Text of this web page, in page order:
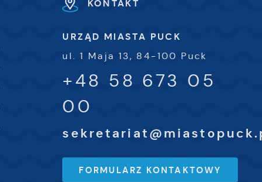
KONTAKT
URZĄD MIASTA PUCK
ul. 1 Maja 13, 84-100 Puck
+48 58 673 05
00
FORMULARZ KONTAKTOWY